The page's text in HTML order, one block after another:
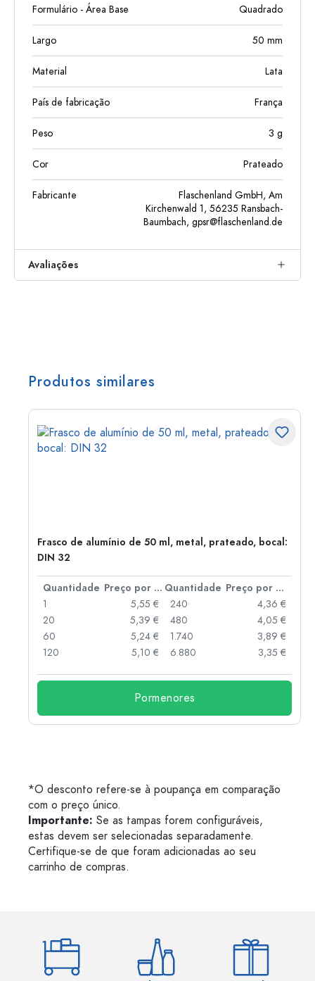
Formulário - Área Base Quadrado
Largo 50 mm
Material Lata
País de fabricação França
Peso 3 g
Cor Prateado
Fabricante
Flaschenland GmbH, Am
Kirchenwald 1, 56235 Ransbach-
Baumbach, gpsr@flaschenland.de
Avaliações
Produtos similares
Frasco de alumínio de 50 ml, metal, prateado, bocal:
DIN 32
Quantidade Preço por peça Quantidade
Preço por peça
1
5,55 €
20
5,39 €
60
5,24 €
120
5,10 €
240
4,36 €
480
4,05 €
1.740
3,89 €
6.880
3,35 €
Pormenores
*O desconto refere-se à poupança em comparação
com o preço único.
Importante: Se as tampas forem configuráveis,
estas devem ser selecionadas separadamente.
Certifique-se de que foram adicionadas ao seu
carrinho de compras.